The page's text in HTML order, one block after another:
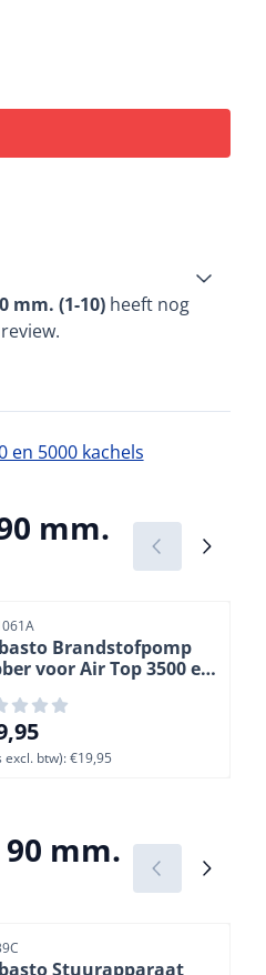
mm. (1-10) heeft nog
en 5000 kachels
mm.
Brandstofpomp
voor Air Top 3500 en
19,95, exclusief btw: 19,95
excl. btw):€19,95
mm.
Stuurapparaat